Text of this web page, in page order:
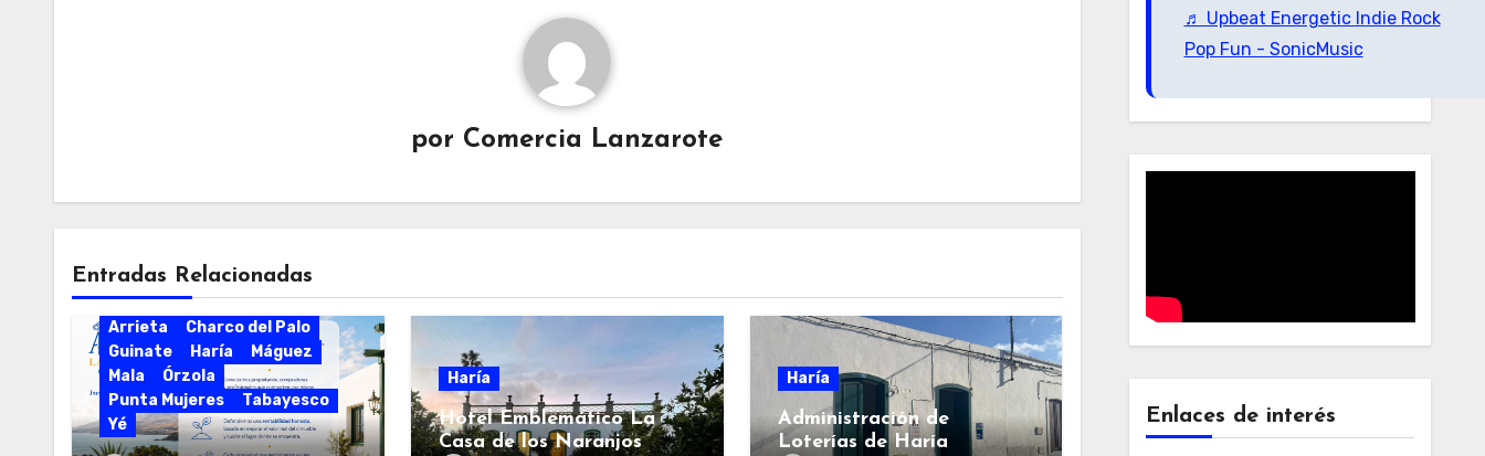
por Comercia Lanzarote
Entradas Relacionadas
Arrieta
Charco del Palo
Guinate
Haría
Máguez
Mala
Órzola
Punta Mujeres
Tabayesco
Yé
Haría
Hotel Emblemático La
Casa de los Naranjos
Haría
Administración de
Loterías de Haría
♬ Upbeat Energetic Indie Rock
Pop Fun - SonicMusic
Enlaces de interés